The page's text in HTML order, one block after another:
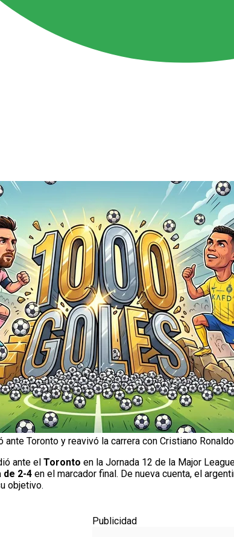
ante Toronto y reavivó la carrera con Cristiano
ante el Toronto en la Jornada 12 de la Major
de 2-4 en el marcador final. De nueva cuenta, el
objetivo.
Publicidad